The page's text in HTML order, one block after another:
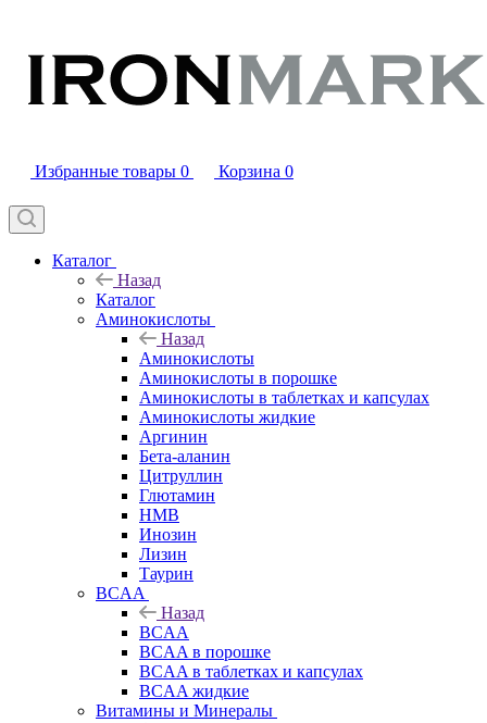
Избранные товары 0 Корзина 0
Каталог
Назад
Каталог
Аминокислоты
Назад
Аминокислоты
Аминокислоты в порошке
Аминокислоты в таблетках и капсулах
Аминокислоты жидкие
Аргинин
Бета-аланин
Цитруллин
Глютамин
HMB
Инозин
Лизин
Таурин
BCAA
Назад
BCAA
BCAA в порошке
BCAA в таблетках и капсулах
BCAA жидкие
Витамины и Минералы